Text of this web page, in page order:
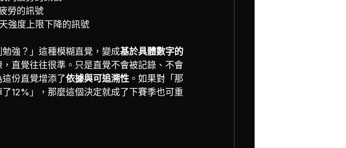
勞的訊號
強度上限下降的訊號
強？」這種模糊直覺，變成基於具體數字的
直覺往往很準。只是直覺不會被記錄、不會
份直覺增添了依據與可追溯性 。如果對「那
12%」，那麼這個決定就成了下賽季也可重